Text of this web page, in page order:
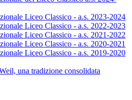
Liceo Classico - a.s. 2023-2024
Liceo Classico - a.s. 2022-2023
Liceo Classico - a.s. 2021-2022
Liceo Classico - a.s. 2020-2021
Liceo Classico - a.s. 2019-2020
una tradizione consolidata